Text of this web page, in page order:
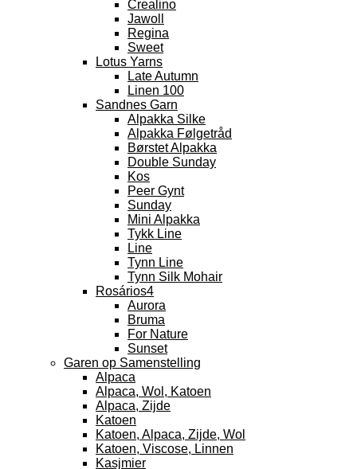
Crealino
Jawoll
Regina
Sweet
Lotus Yarns
Late Autumn
Linen 100
Sandnes Garn
Alpakka Silke
Alpakka Følgetråd
Børstet Alpakka
Double Sunday
Kos
Peer Gynt
Sunday
Mini Alpakka
Tykk Line
Line
Tynn Line
Tynn Silk Mohair
Rosários4
Aurora
Bruma
For Nature
Sunset
Garen op Samenstelling
Alpaca
Alpaca, Wol, Katoen
Alpaca, Zijde
Katoen
Katoen, Alpaca, Zijde, Wol
Katoen, Viscose, Linnen
Kasjmier